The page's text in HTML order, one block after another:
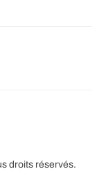
droits réservés.